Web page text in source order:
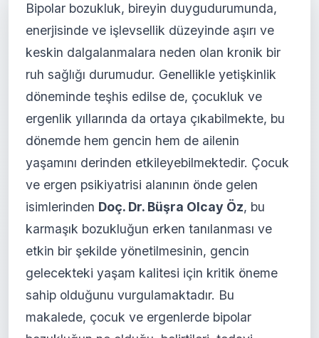
Bipolar bozukluk, bireyin duygudurumunda,
enerjisinde ve işlevsellik düzeyinde aşırı ve
keskin dalgalanmalara neden olan kronik bir
ruh sağlığı durumudur. Genellikle yetişkinlik
döneminde teşhis edilse de, çocukluk ve
ergenlik yıllarında da ortaya çıkabilmekte, bu
dönemde hem gencin hem de ailenin
yaşamını derinden etkileyebilmektedir. Çocuk
ve ergen psikiyatrisi alanının önde gelen
isimlerinden Doç. Dr. Büşra Olcay Öz, bu
karmaşık bozukluğun erken tanılanması ve
etkin bir şekilde yönetilmesinin, gencin
gelecekteki yaşam kalitesi için kritik öneme
sahip olduğunu vurgulamaktadır. Bu
makalede, çocuk ve ergenlerde bipolar